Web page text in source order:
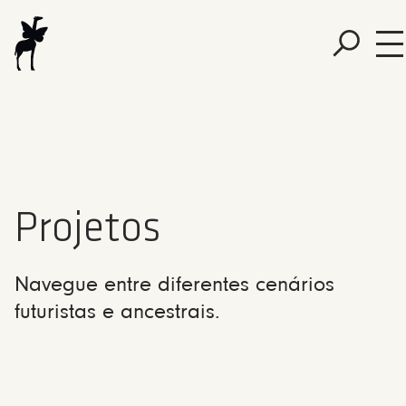
Projetos
Navegue entre diferentes cenários
futuristas e ancestrais.